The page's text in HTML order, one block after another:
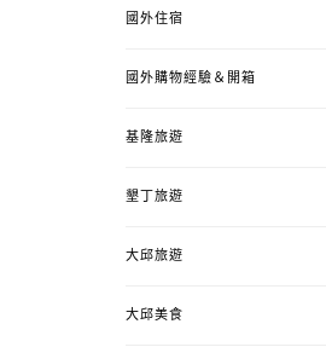
國外住宿
國外購物經驗＆開箱
基隆旅遊
墾丁旅遊
大邱旅遊
大邱美食